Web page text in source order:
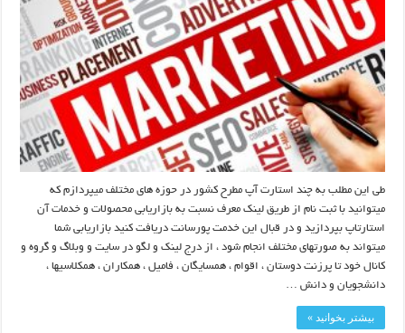
طی این مطلب به چند استارت آپ مطرح کشور در حوزه های مختلف میپردازم که
میتوانید با ثبت نام از طریق لینک معرف نسبت به بازاریابی محصولات و خدمات آن
استارتاپ بپردازید و در قبال این خدمت پورسانت دریافت کنید بازاریابی شما
میتواند به صورتهای مختلف انجام شود ، از درج لینک و لگو در سایت و وبلاگ و گروه و
کانال خود تا پرزنت دوستان ، اقوام ، همسایگان ، فامیل ، همکاران ، همکلاسیها ،
دانشجویان و دانش …
بیشتر بخوانید »